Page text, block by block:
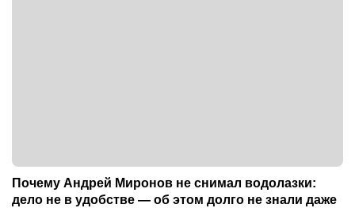
Почему Андрей Миронов не снимал водолазки:
дело не в удобстве — об этом долго не знали даже